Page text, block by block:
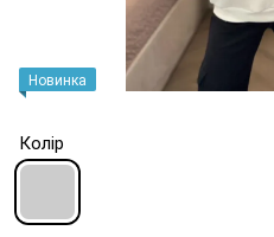
Новинка
Колір